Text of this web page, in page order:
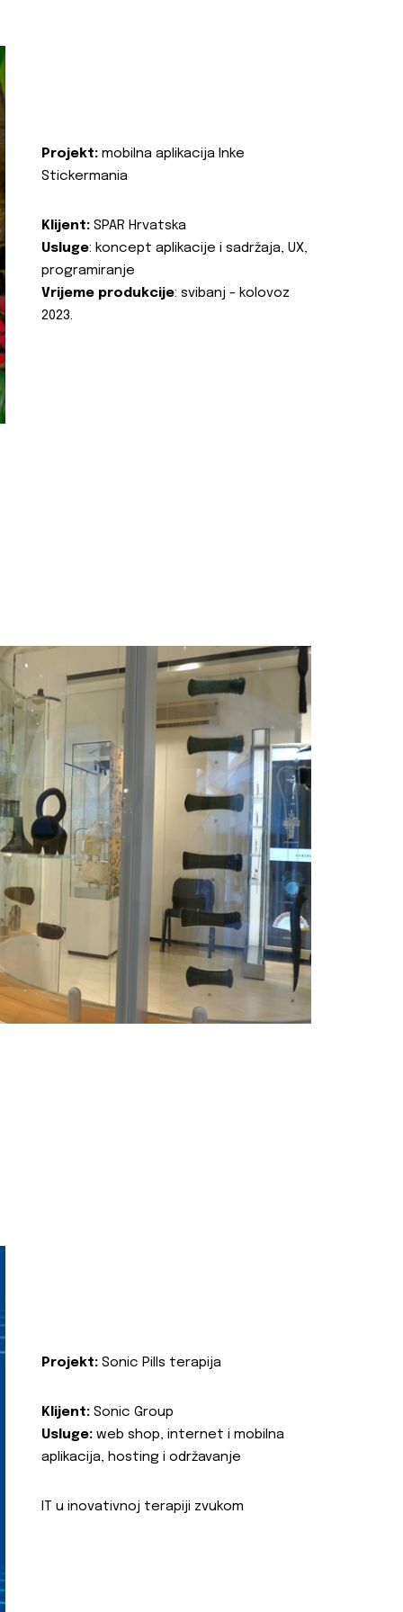
Projekt: mobilna aplikacija Inke
Stickermania
Klijent: SPAR Hrvatska
Usluge: koncept aplikacije i sadržaja, UX,
programiranje
Vrijeme produkcije: svibanj - kolovoz
2023.
Projekt: Sonic Pills terapija
Klijent: Sonic Group
Usluge: web shop, internet i mobilna
aplikacija, hosting i održavanje
IT u inovativnoj terapiji zvukom